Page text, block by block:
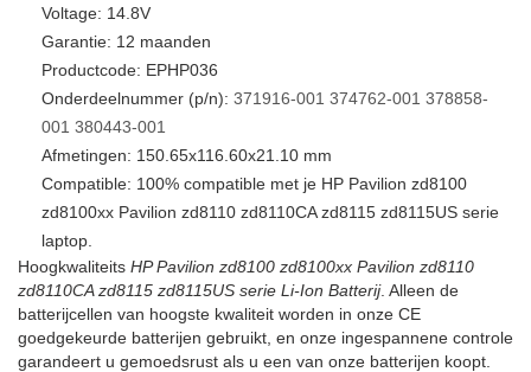
Voltage: 14.8V
Garantie: 12 maanden
Productcode: EPHP036
Onderdeelnummer (p/n): 371916-001 374762-001 378858-
001 380443-001
Afmetingen: 150.65x116.60x21.10 mm
Compatible: 100% compatible met je HP Pavilion zd8100
zd8100xx Pavilion zd8110 zd8110CA zd8115 zd8115US serie
laptop.
Hoogkwaliteits HP Pavilion zd8100 zd8100xx Pavilion zd8110
zd8110CA zd8115 zd8115US serie Li-Ion Batterij. Alleen de
batterijcellen van hoogste kwaliteit worden in onze CE
goedgekeurde batterijen gebruikt, en onze ingespannene controle
garandeert u gemoedsrust als u een van onze batterijen koopt.